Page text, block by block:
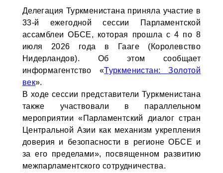
Делегация Туркменистана приняла участие в
33-й ежегодной сессии Парламентской
ассамблеи ОБСЕ, которая прошла с 4 по 8
июля 2026 года в Гааге (Королевство
Нидерландов). Об этом сообщает
информагентство «Туркменистан: Золотой
век».
В ходе сессии представители Туркменистана
также участвовали в параллельном
мероприятии «Парламентский диалог стран
Центральной Азии как механизм укрепления
доверия и безопасности в регионе ОБСЕ и
за его пределами», посвященном развитию
межпарламентского сотрудничества.